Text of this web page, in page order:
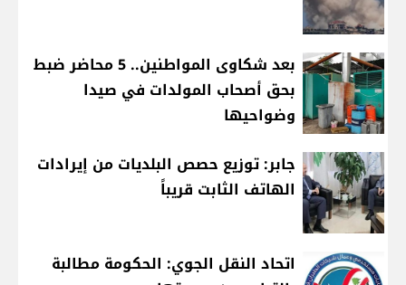
بعد شكاوى المواطنين.. 5 محاضر ضبط
بحق أصحاب المولدات في صيدا
وضواحيها
جابر: توزيع حصص البلديات من إيرادات
الهاتف الثابت قريباً
اتحاد النقل الجوي: الحكومة مطالبة